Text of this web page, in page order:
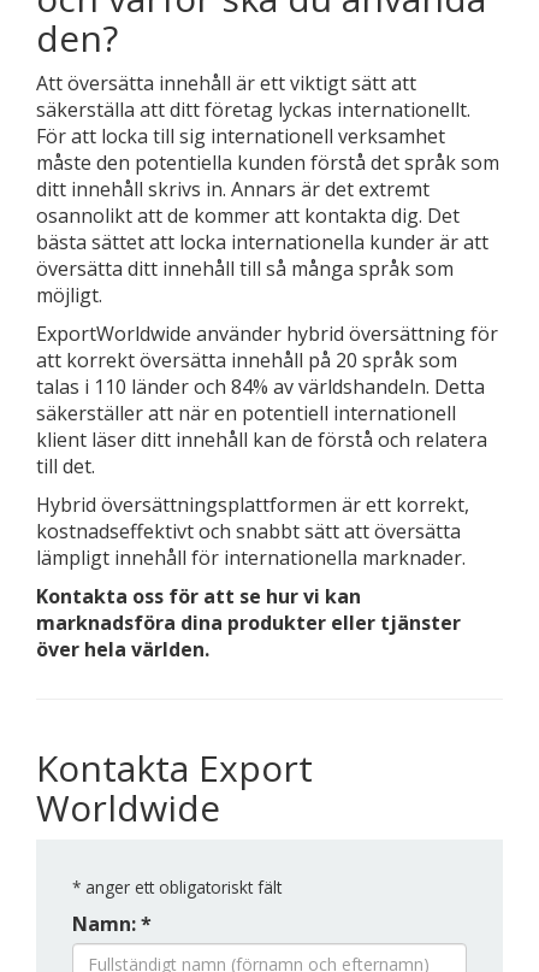
den?
Att översätta innehåll är ett viktigt sätt att
säkerställa att ditt företag lyckas internationellt.
För att locka till sig internationell verksamhet
måste den potentiella kunden förstå det språk som
ditt innehåll skrivs in. Annars är det extremt
osannolikt att de kommer att kontakta dig. Det
bästa sättet att locka internationella kunder är att
översätta ditt innehåll till så många språk som
möjligt.
ExportWorldwide använder hybrid översättning för
att korrekt översätta innehåll på 20 språk som
talas i 110 länder och 84% av världshandeln. Detta
säkerställer att när en potentiell internationell
klient läser ditt innehåll kan de förstå och relatera
till det.
Hybrid översättningsplattformen är ett korrekt,
kostnadseffektivt och snabbt sätt att översätta
lämpligt innehåll för internationella marknader.
Kontakta oss för att se hur vi kan
marknadsföra dina produkter eller tjänster
över hela världen.
Kontakta Export
Worldwide
* anger ett obligatoriskt fält
Namn: *